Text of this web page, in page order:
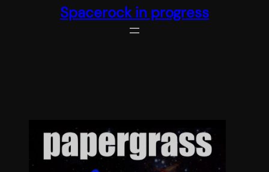
Spacerock in progress